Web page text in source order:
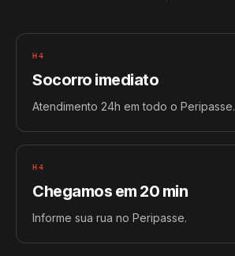
H4
Socorro imediato
Atendimento 24h em todo o Peripasse.
H4
Chegamos em 20 min
Informe sua rua no Peripasse.